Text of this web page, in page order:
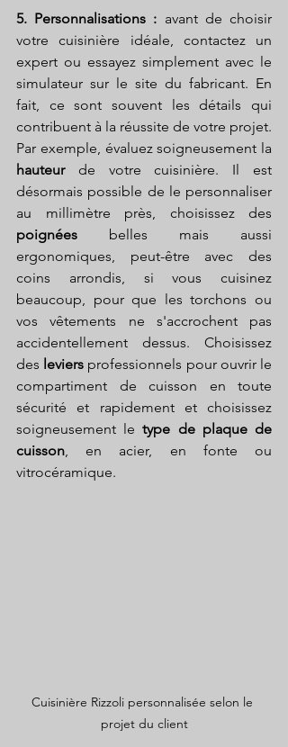
5. Personnalisations : avant de choisir
votre cuisinière idéale, contactez un
expert ou essayez simplement avec le
simulateur sur le site du fabricant. En
fait, ce sont souvent les détails qui
contribuent à la réussite de votre projet.
hauteur de votre cuisinière. Il est
désormais possible de le personnaliser
poignées belles mais aussi
ergonomiques, peut-être avec des
coins arrondis, si vous cuisinez
beaucoup, pour que les torchons ou
vos vêtements ne s'accrochent pas
accidentellement dessus. Choisissez
des leviers professionnels pour ouvrir le
compartiment de cuisson en toute
sécurité et rapidement et choisissez
soigneusement le type de plaque de
cuisson , en acier, en fonte ou
vitrocéramique.
Cuisinière Rizzoli personnalisée selon le
projet du client